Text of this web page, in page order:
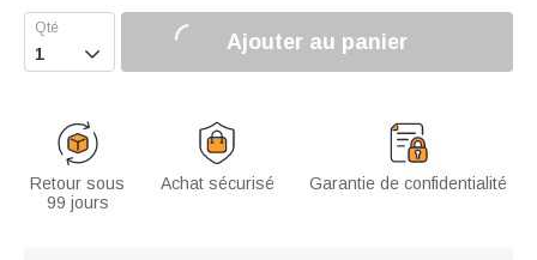
 Ajouter au panier
Retour sous
99 jours
Achat sécurisé Garantie de confidentialité